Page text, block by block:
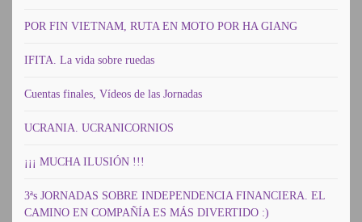
POR FIN VIETNAM, RUTA EN MOTO POR HA GIANG
IFITA. La vida sobre ruedas
Cuentas finales, Vídeos de las Jornadas
UCRANIA. UCRANICORNIOS
¡¡¡ MUCHA ILUSIÓN !!!
3ªs JORNADAS SOBRE INDEPENDENCIA FINANCIERA. EL
CAMINO EN COMPAÑÍA ES MÁS DIVERTIDO :)